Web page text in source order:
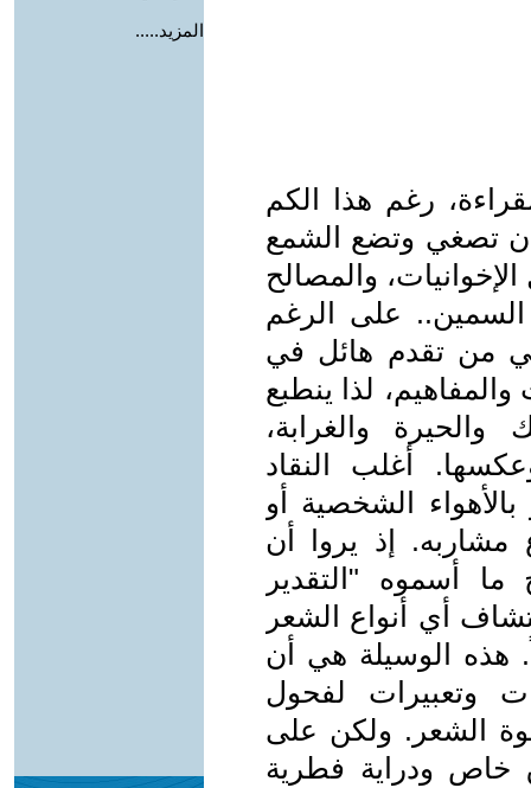
رغم هذا الكم
أن تصغي وتضع الشمع
والمصالح
على الرغم
من تقدم هائل في
لذا ينطبع
والغرابة،
أغلب النقاد
الشخصية أو
مشاربه. إذ يروا أن
ما أسموه "التقدير
أي أنواع الشعر
هذه الوسيلة هي أن
وتعبيرات لفحول
الشعر. ولكن على
خاص ودراية فطرية
المزيد.....